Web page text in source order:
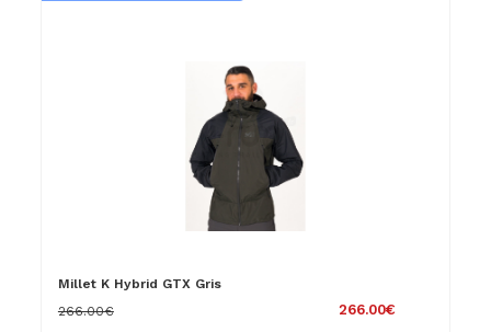
Millet K Hybrid GTX Gris
266.00€
266.00€